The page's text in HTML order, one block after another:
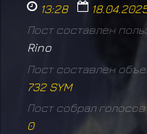
13:28
Пост составлен
Rino
Пост составлен
732 SYM
Пост собрал
0